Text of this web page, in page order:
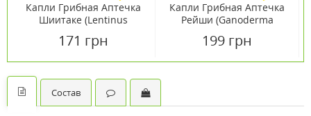
Капли Грибная Аптечка
Шиитаке (Lentinus
171 грн
Капли Грибная Аптечка
Рейши (Ganoderma
199 грн
Состав